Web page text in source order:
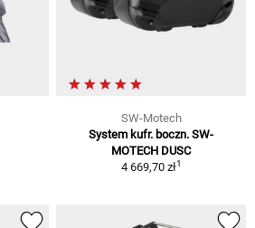
SW-Motech
System kufr. boczn. SW-
MOTECH DUSC
4 669,70 zł1